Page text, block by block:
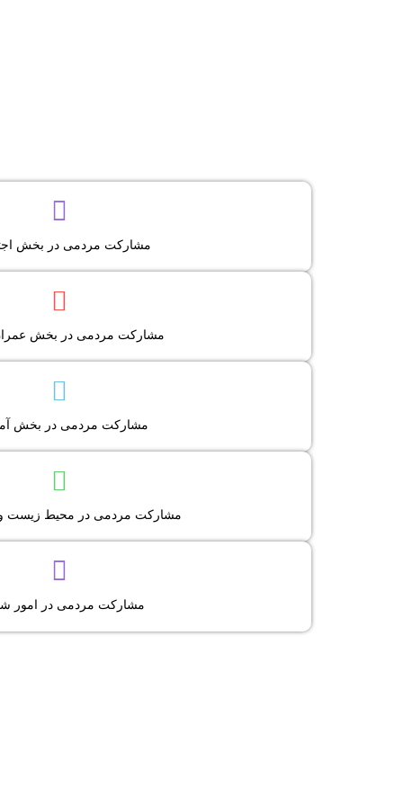
مشارکت مردمی در بخش
مشارکت مردمی در بخش
اعلام مشارکت در اجرا و تکمیل
ایده های مردمی و طرح های
مشاهده لیست پروژه های
فرصت های سرمایه
مشارکت مردمی در بخش
صدور مجوز کارگاه های آموزشی در
ثبت نام مدرسین داوطلب
لیست دوره های آموزشی
سامانه آموزش آنلاین
مشارکت مردمی در محیط زیست
مشارکت مردمی در امور
اعلام مشکلات شهری و طرح راه